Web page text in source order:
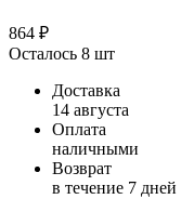
864 ₽
Осталось 8 шт
Доставка
14 августа
Оплата
наличными
Возврат
в течение 7 дней